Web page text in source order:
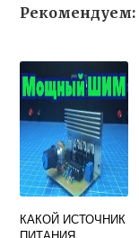
Рекомендуем:
КАКОЙ ИСТОЧНИК